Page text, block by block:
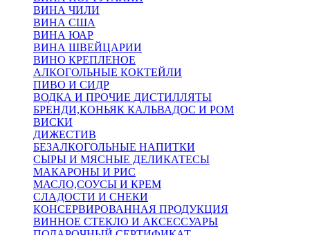
ВИНА ЧИЛИ
ВИНА США
ВИНА ЮАР
ВИНА ШВЕЙЦАРИИ
ВИНО КРЕПЛЕНОЕ
АЛКОГОЛЬНЫЕ КОКТЕЙЛИ
ПИВО И СИДР
ВОДКА И ПРОЧИЕ ДИСТИЛЛЯТЫ
БРЕНДИ,КОНЬЯК КАЛЬВАДОС И РОМ
ВИСКИ
ДИЖЕСТИВ
БЕЗАЛКОГОЛЬНЫЕ НАПИТКИ
СЫРЫ И МЯСНЫЕ ДЕЛИКАТЕСЫ
МАКАРОНЫ И РИС
МАСЛО,СОУСЫ И КРЕМ
СЛАДОСТИ И СНЕКИ
КОНСЕРВИРОВАННАЯ ПРОДУКЦИЯ
ВИННОЕ СТЕКЛО И АКСЕССУАРЫ